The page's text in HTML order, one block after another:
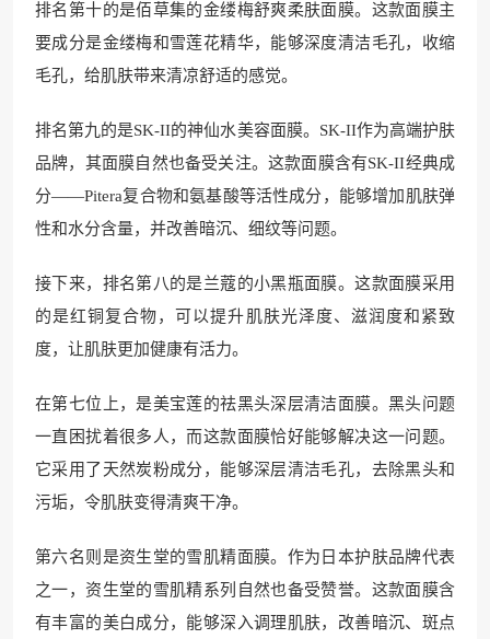
排名第十的是佰草集的金缕梅舒爽柔肤面膜。这款面膜主
要成分是金缕梅和雪莲花精华，能够深度清洁毛孔，收缩
毛孔，给肌肤带来清凉舒适的感觉。
排名第九的是SK-II的神仙水美容面膜。SK-II作为高端护肤
品牌，其面膜自然也备受关注。这款面膜含有SK-II经典成
分——Pitera复合物和氨基酸等活性成分，能够增加肌肤弹
性和水分含量，并改善暗沉、细纹等问题。
接下来，排名第八的是兰蔻的小黑瓶面膜。这款面膜采用
的是红铜复合物，可以提升肌肤光泽度、滋润度和紧致
度，让肌肤更加健康有活力。
在第七位上，是美宝莲的祛黑头深层清洁面膜。黑头问题
一直困扰着很多人，而这款面膜恰好能够解决这一问题。
它采用了天然炭粉成分，能够深层清洁毛孔，去除黑头和
污垢，令肌肤变得清爽干净。
第六名则是资生堂的雪肌精面膜。作为日本护肤品牌代表
之一，资生堂的雪肌精系列自然也备受赞誉。这款面膜含
有丰富的美白成分，能够深入调理肌肤，改善暗沉、斑点